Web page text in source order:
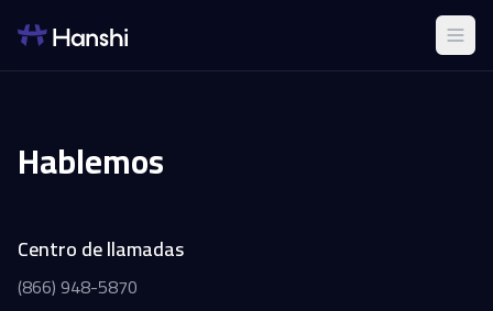
Hablemos
Centro de llamadas
(866) 948-5870